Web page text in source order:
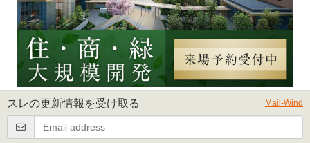
スレの更新情報を受け取る Mail-Wind